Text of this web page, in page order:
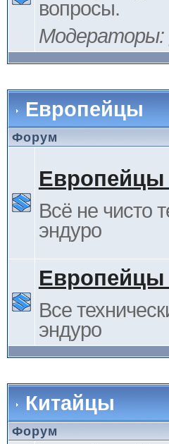
вопросы.
Модераторы:
Европейцы
Форум
Европейцы
Всё не чисто
эндуро
Европейцы
Все
эндуро
Китайцы
Форум